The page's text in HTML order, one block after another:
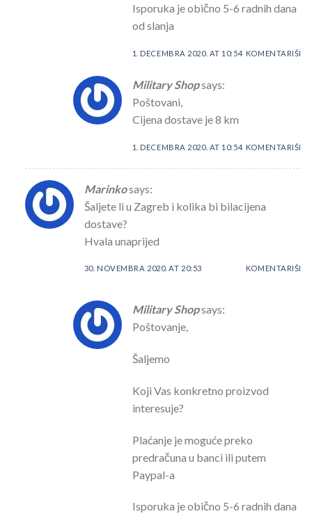
Isporuka je obično 5-6 radnih dana
od slanja
1. DECEMBRA 2020. AT 10:54 KOMENTARIŠI
Military Shopsays:
Poštovani,
Cijena dostave je 8 km
1. DECEMBRA 2020. AT 10:54 KOMENTARIŠI
Marinkosays:
Šaljete li u Zagreb i kolika bi bilacijena
dostave?
Hvala unaprijed
30. NOVEMBRA 2020. AT 20:53 KOMENTARIŠI
Military Shopsays:
Poštovanje,
Šaljemo
Koji Vas konkretno proizvod
interesuje?
Plaćanje je moguće preko
predračuna u banci ili putem
Paypal-a
Isporuka je obično 5-6 radnih dana